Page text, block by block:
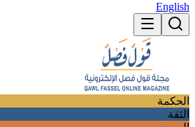
English
الحكمة
الثقة